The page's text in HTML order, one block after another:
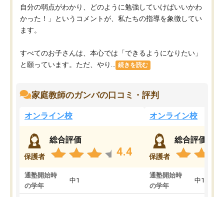
自分の弱点がわかり、どのように勉強していけばいいかわ
かった！」というコメントが、私たちの指導を象徴してい
ます。
すべてのお子さんは、本心では「できるようになりたい」
と願っています。ただ、やり...
続きを読む
家庭教師のガンバの口コミ・評判
オンライン校
保護者
総合評価
4.4
通塾開始時
の学年
中1
オンライン校
保護者
総合評価
通塾開始時
の学年
中1